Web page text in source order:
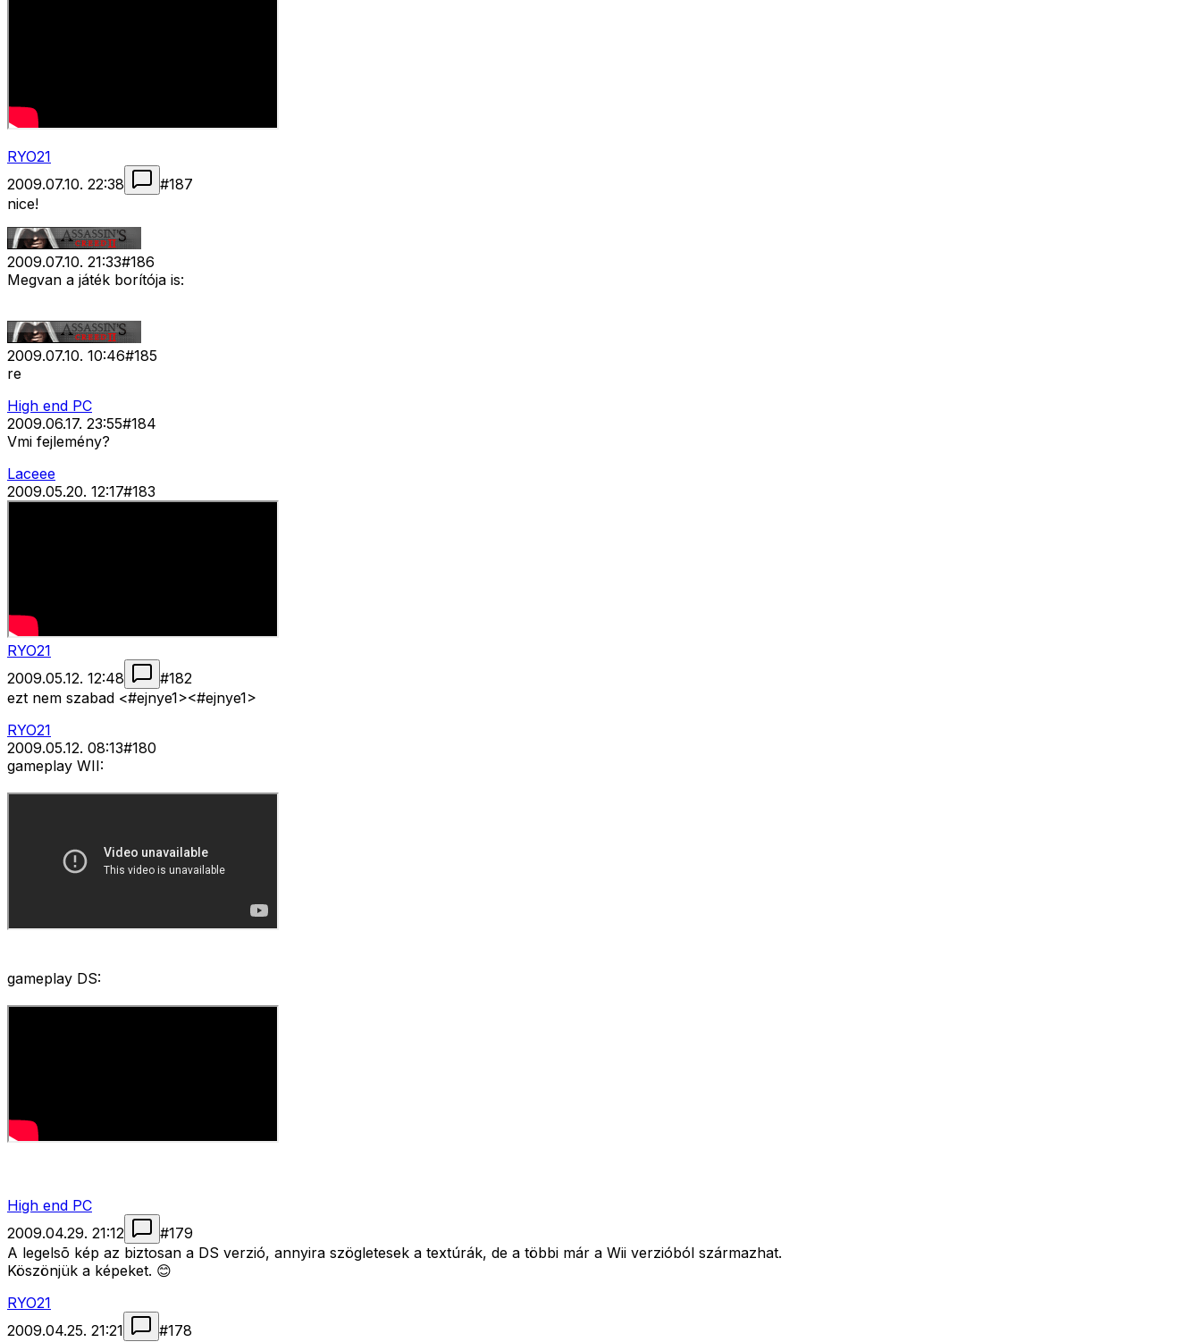
RYO21
2009.07.10. 22:38
#187
nice!
2009.07.10. 21:33#186
Megvan a játék borítója is:
2009.07.10. 10:46#185
re
High end PC
2009.06.17. 23:55#184
Vmi fejlemény?
Laceee
2009.05.20. 12:17#183
RYO21
2009.05.12. 12:48
#182
ezt nem szabad <#ejnye1><#ejnye1>
RYO21
2009.05.12. 08:13#180
gameplay WII:
gameplay DS:
High end PC
2009.04.29. 21:12
#179
A legelsõ kép az biztosan a DS verzió, annyira szögletesek a textúrák, de a többi már a Wii verzióból származhat.
Köszönjük a képeket. 😊
RYO21
2009.04.25. 21:21
#178